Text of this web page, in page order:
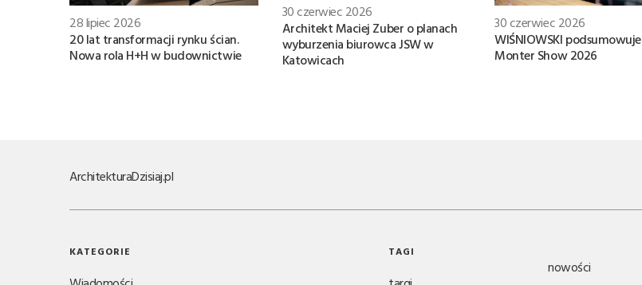
28 lipiec 2026
20 lat transformacji rynku ścian.
Nowa rola H+H w budownictwie
30 czerwiec 2026
Architekt Maciej Zuber o planach
wyburzenia biurowca JSW w
Katowicach
30 czerwiec 2026
WIŚNIOWSKI podsumowuje
Monter Show 2026
ArchitekturaDzisiaj.pl
KATEGORIE TAGI
nowości